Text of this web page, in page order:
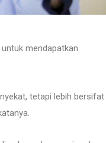
mendapatkan
tetapi lebih bersifat